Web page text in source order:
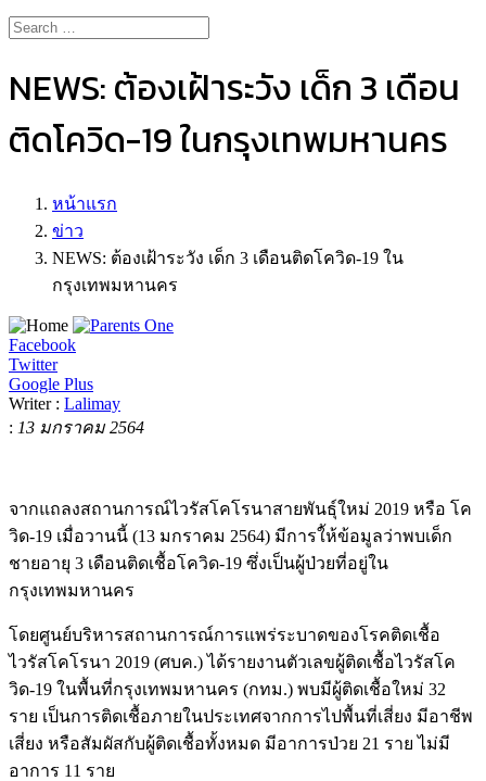
NEWS: ต้องเฝ้าระวัง เด็ก 3 เดือน
ติดโควิด-19 ในกรุงเทพมหานคร
หน้าแรก
ข่าว
NEWS: ต้องเฝ้าระวัง เด็ก 3 เดือนติดโควิด-19 ใน
กรุงเทพมหานคร
Facebook
Twitter
Google Plus
Writer : Lalimay
: 13 มกราคม 2564
จากแถลงสถานการณ์ไวรัสโคโรนาสายพันธุ์ใหม่ 2019 หรือ โค
วิด-19 เมื่อวานนี้ (13 มกราคม 2564) มีการใ้ห้ข้อมูลว่าพบเด็ก
ชายอายุ 3 เดือนติดเชื้อโควิด-19 ซึ่งเป็นผู้ป่วยที่อยู่ใน
กรุงเทพมหานคร
โดยศูนย์บริหารสถานการณ์การแพร่ระบาดของโรคติดเชื้อ
ไวรัสโคโรนา 2019 (ศบค.) ได้รายงานตัวเลขผู้ติดเชื้อไวรัสโค
วิด-19 ในพื้นที่กรุงเทพมหานคร (กทม.) พบมีผู้ติดเชื้อใหม่ 32
ราย เป็นการติดเชื้อภายในประเทศจากการไปพื้นที่เสี่ยง มีอาชีพ
เสี่ยง หรือสัมผัสกับผู้ติดเชื้อทั้งหมด มีอาการป่วย 21 ราย ไม่มี
อาการ 11 ราย